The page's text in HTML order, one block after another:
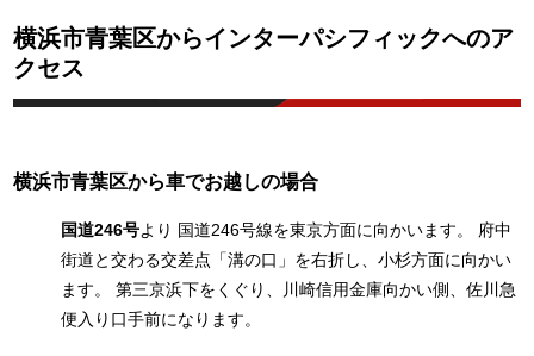
横浜市青葉区からインターパシフィックへのア
クセス
横浜市青葉区から車でお越しの場合
国道246号より 国道246号線を東京方面に向かいます。 府中
街道と交わる交差点「溝の口」を右折し、小杉方面に向かい
ます。 第三京浜下をくぐり、川崎信用金庫向かい側、佐川急
便入り口手前になります。